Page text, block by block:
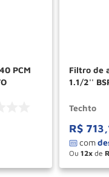
PCM
Filtro de
1.1/2''
Techto
R$ 713,
Ou 12 de
－